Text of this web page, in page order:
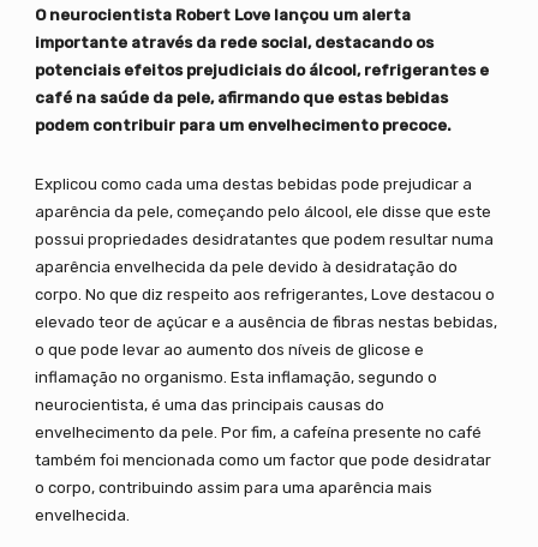
O neurocientista Robert Love lançou um alerta
importante através da rede social, destacando os
potenciais efeitos prejudiciais do álcool, refrigerantes e
café na saúde da pele, afirmando que estas bebidas
podem contribuir para um envelhecimento precoce.
Explicou como cada uma destas bebidas pode prejudicar a
aparência da pele, começando pelo álcool, ele disse que este
possui propriedades desidratantes que podem resultar numa
aparência envelhecida da pele devido à desidratação do
corpo. No que diz respeito aos refrigerantes, Love destacou o
elevado teor de açúcar e a ausência de fibras nestas bebidas,
o que pode levar ao aumento dos níveis de glicose e
inflamação no organismo. Esta inflamação, segundo o
neurocientista, é uma das principais causas do
envelhecimento da pele. Por fim, a cafeína presente no café
também foi mencionada como um factor que pode desidratar
o corpo, contribuindo assim para uma aparência mais
envelhecida.